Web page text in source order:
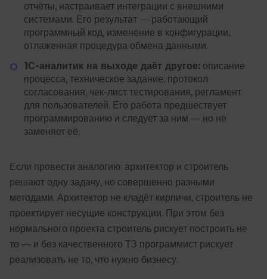
отчёты, настраивает интеграции с внешними
системами. Его результат — работающий
программный код, изменение в конфигурации,
отлаженная процедура обмена данными.
1С-аналитик на выходе даёт другое: описание
процесса, техническое задание, протокол
согласования, чек-лист тестирования, регламент
для пользователей. Его работа предшествует
программированию и следует за ним — но не
заменяет её.
Если провести аналогию: архитектор и строитель
решают одну задачу, но совершенно разными
методами. Архитектор не кладёт кирпичи, строитель не
проектирует несущие конструкции. При этом без
нормального проекта строитель рискует построить не
то — и без качественного ТЗ программист рискует
реализовать не то, что нужно бизнесу.